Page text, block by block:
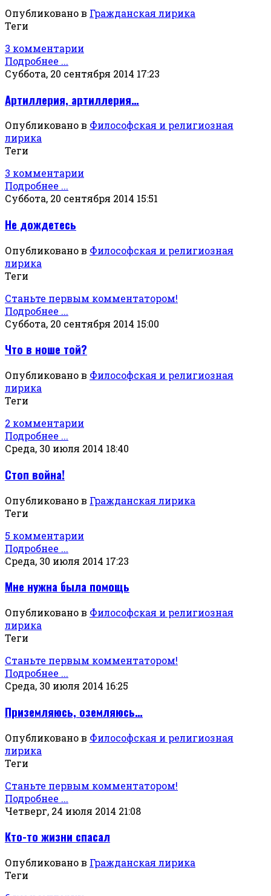
Опубликовано в Гражданская лирика
Теги
3 комментарии
Подробнее ...
Суббота, 20 сентября 2014 17:23
Артиллерия, артиллерия…
Опубликовано в Философская и религиозная
лирика
Теги
3 комментарии
Подробнее ...
Суббота, 20 сентября 2014 15:51
Не дождетесь
Опубликовано в Философская и религиозная
лирика
Теги
Станьте первым комментатором!
Подробнее ...
Суббота, 20 сентября 2014 15:00
Что в ноше той?
Опубликовано в Философская и религиозная
лирика
Теги
2 комментарии
Подробнее ...
Среда, 30 июля 2014 18:40
Стоп война!
Опубликовано в Гражданская лирика
Теги
5 комментарии
Подробнее ...
Среда, 30 июля 2014 17:23
Мне нужна была помощь
Опубликовано в Философская и религиозная
лирика
Теги
Станьте первым комментатором!
Подробнее ...
Среда, 30 июля 2014 16:25
Приземляюсь, оземляюсь…
Опубликовано в Философская и религиозная
лирика
Теги
Станьте первым комментатором!
Подробнее ...
Четверг, 24 июля 2014 21:08
Кто-то жизни спасал
Опубликовано в Гражданская лирика
Теги